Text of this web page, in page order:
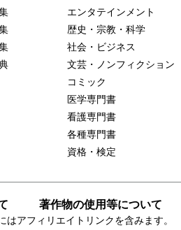
エンタテインメント
歴史・宗教・科学
社会・ビジネス
文芸・ノンフィクション
コミック
医学専門書
看護専門書
各種専門書
資格・検定
著作物の使用等について
はアフィリエイトリンクを含みます。